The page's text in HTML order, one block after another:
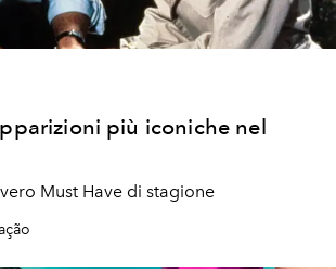
più iconiche nel
Must Have di stagione